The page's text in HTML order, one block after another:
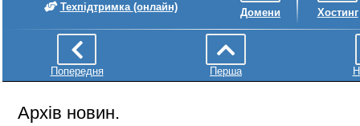
Техпідтримка (онлайн) Домени Хостинг
Попередня Перша
Архів новин.